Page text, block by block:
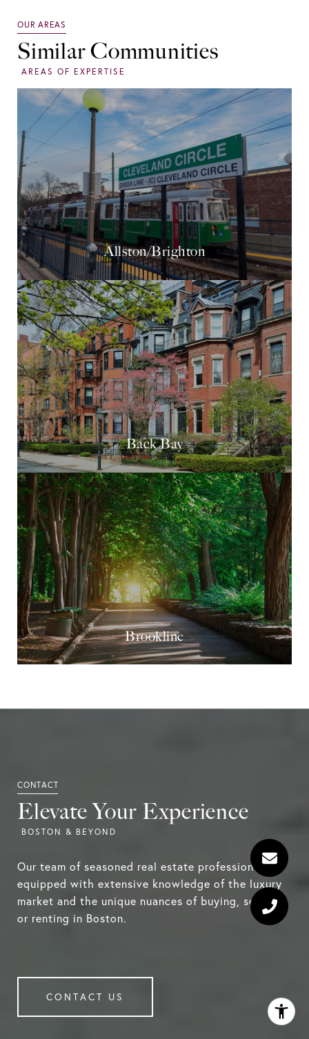
Similar Communities
Allston/Brighton
Back Bay
Brookline
Elevate Your Experience
Our team of seasoned real estate professionals is
equipped with extensive knowledge of the luxury
market and the unique nuances of buying, selling
or renting in Boston.
CONTACT US